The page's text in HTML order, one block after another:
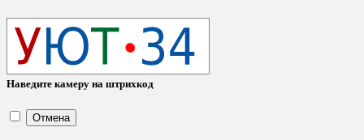
Наведите камеру на штрихкод
Отмена